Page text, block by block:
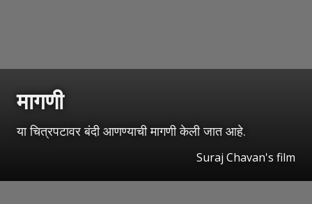
मागणी
या चित्रपटावर बंदी आणण्याची मागणी केली जात आहे.
Suraj Chavan's film